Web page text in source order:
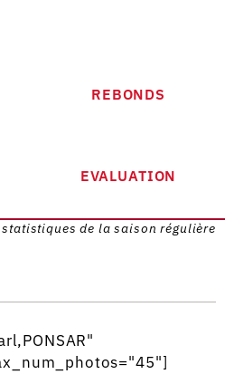
REBONDS
EVALUATION
statistiques de la saison régulière